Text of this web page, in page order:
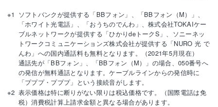
ソフトバンクが提供する「BBフォン」、「BBフォン（M）」、
「ホワイト光電話」、「おうちのでんわ」、株式会社TOKAIケー
ブルネットワークが提供する「ひかりdeトークS」、ソニーネッ
トワークコミュニケーションズ株式会社が提供する「NURO 光 で
んわ」への国内通話料も無料となります。（2021年5月現在）
通話先が「BBフォン」、「BBフォン（M）」の場合、050番号へ
の発信が無料通話となります。ケーブルラインからの発信時に
「プププ・プププ」という接続音がします。
表示価格は特に断りがない限りは税込価格です。（国際電話は免
税）消費税計算上請求金額と異なる場合があります。